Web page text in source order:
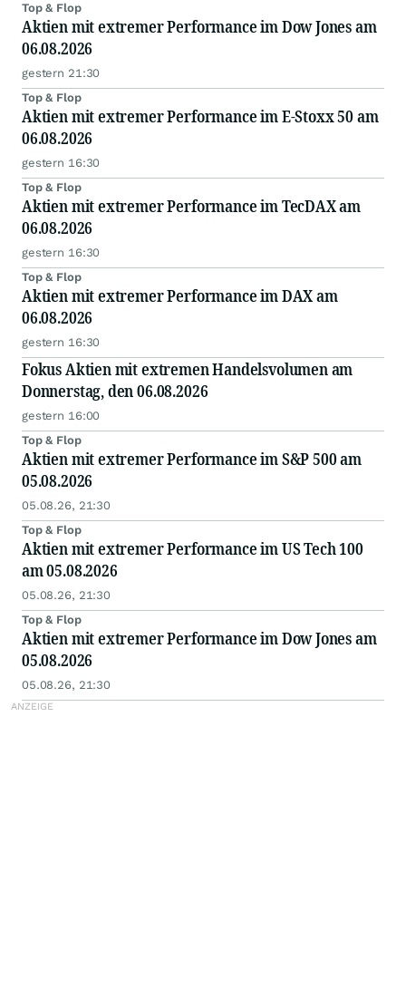
Top & Flop
Aktien mit extremer Performance im Dow Jones am
06.08.2026
gestern 21:30
Top & Flop
Aktien mit extremer Performance im E-Stoxx 50 am
06.08.2026
gestern 16:30
Top & Flop
Aktien mit extremer Performance im TecDAX am
06.08.2026
gestern 16:30
Top & Flop
Aktien mit extremer Performance im DAX am
06.08.2026
gestern 16:30
Fokus Aktien mit extremen Handelsvolumen am
Donnerstag, den 06.08.2026
gestern 16:00
Top & Flop
Aktien mit extremer Performance im S&P 500 am
05.08.2026
05.08.26, 21:30
Top & Flop
Aktien mit extremer Performance im US Tech 100
am 05.08.2026
05.08.26, 21:30
Top & Flop
Aktien mit extremer Performance im Dow Jones am
05.08.2026
05.08.26, 21:30